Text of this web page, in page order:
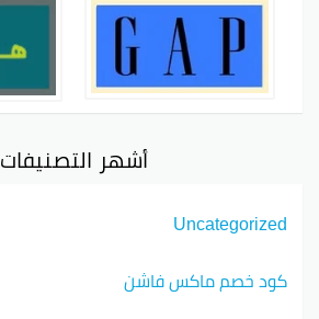
أشهر التصنيفات
Uncategorized
كود خصم ماكس فاشن